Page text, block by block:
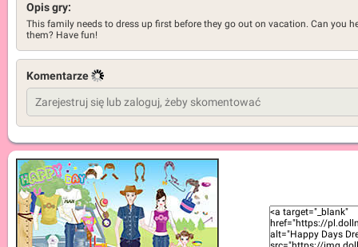
Opis gry:
This family needs to dress up first before they go out on vacation. Can you
them? Have fun!
Komentarze